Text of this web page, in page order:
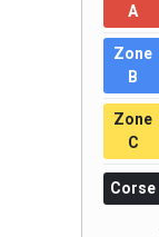
A
Zone
B
Zone
C
Corse